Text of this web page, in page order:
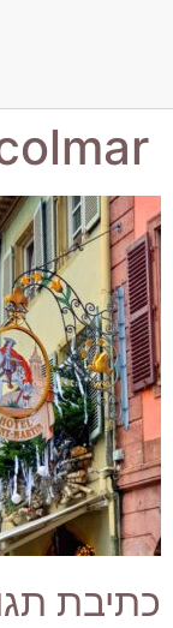
כתיבת